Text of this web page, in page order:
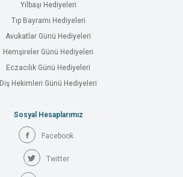
Yılbaşı Hediyeleri
Tıp Bayramı Hediyeleri
Avukatlar Günü Hediyeleri
Hemşireler Günü Hediyeleri
Eczacılık Günü Hediyeleri
Diş Hekimleri Günü Hediyeleri
Sosyal Hesaplarımız
Facebook
Twitter